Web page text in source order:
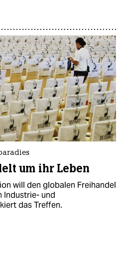
um ihr Leben
will den globalen Freihandel
Industrie- und
das Treffen.